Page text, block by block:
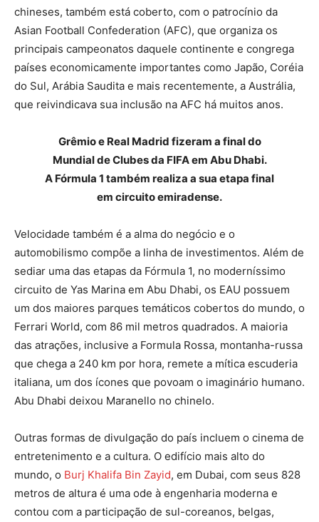
chineses, também está coberto, com o patrocínio da
Asian Football Confederation (AFC), que organiza os
principais campeonatos daquele continente e congrega
países economicamente importantes como Japão, Coréia
do Sul, Arábia Saudita e mais recentemente, a Austrália,
que reivindicava sua inclusão na AFC há muitos anos.
Grêmio e Real Madrid fizeram a final do
Mundial de Clubes da FIFA em Abu Dhabi.
A Fórmula 1 também realiza a sua etapa final
em circuito emiradense.
Velocidade também é a alma do negócio e o
automobilismo compõe a linha de investimentos. Além de
sediar uma das etapas da Fórmula 1, no moderníssimo
circuito de Yas Marina em Abu Dhabi, os EAU possuem
um dos maiores parques temáticos cobertos do mundo, o
Ferrari World, com 86 mil metros quadrados. A maioria
das atrações, inclusive a Formula Rossa, montanha-russa
que chega a 240 km por hora, remete a mítica escuderia
italiana, um dos ícones que povoam o imaginário humano.
Abu Dhabi deixou Maranello no chinelo.
Outras formas de divulgação do país incluem o cinema de
entretenimento e a cultura. O edifício mais alto do
mundo, o Burj Khalifa Bin Zayid, em Dubai, com seus 828
metros de altura é uma ode à engenharia moderna e
contou com a participação de sul-coreanos, belgas,